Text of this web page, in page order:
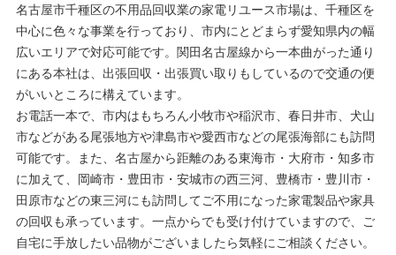
名古屋市千種区の不用品回収業の家電リユース市場は、千種区を
中心に色々な事業を行っており、市内にとどまらず愛知県内の幅
広いエリアで対応可能です。関田名古屋線から一本曲がった通り
にある本社は、出張回収・出張買い取りもしているので交通の便
がいいところに構えています。
お電話一本で、市内はもちろん小牧市や稲沢市、春日井市、犬山
市などがある尾張地方や津島市や愛西市などの尾張海部にも訪問
可能です。また、名古屋から距離のある東海市・大府市・知多市
に加えて、岡崎市・豊田市・安城市の西三河、豊橋市・豊川市・
田原市などの東三河にも訪問してご不用になった家電製品や家具
の回収も承っています。一点からでも受け付けていますので、ご
自宅に手放したい品物がございましたら気軽にご相談ください。